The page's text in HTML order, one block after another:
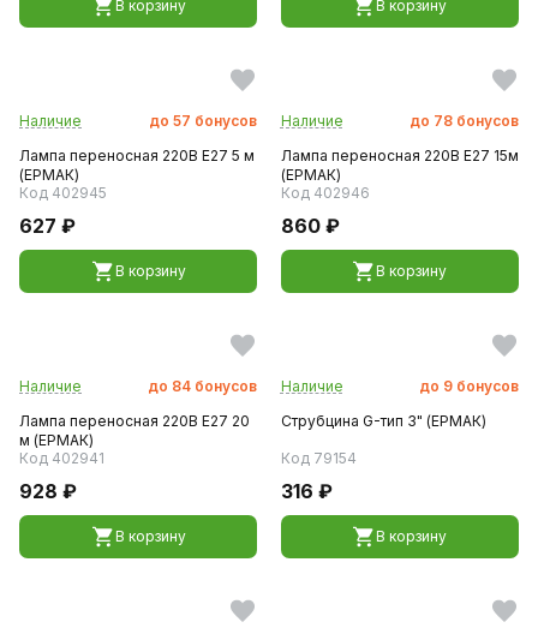
В корзину В корзину
Наличие до 57 бонусов
Лампа переносная 220В E27 5 м
(ЕРМАК)
Код 402945
627 ₽
В корзину
Наличие до 78 бонусов
Лампа переносная 220В E27 15м
(ЕРМАК)
Код 402946
860 ₽
В корзину
Наличие до 84 бонусов
Лампа переносная 220В E27 20
м (ЕРМАК)
Код 402941
928 ₽
В корзину
Наличие до 9 бонусов
Струбцина G-тип 3" (ЕРМАК)
Код 79154
316 ₽
В корзину